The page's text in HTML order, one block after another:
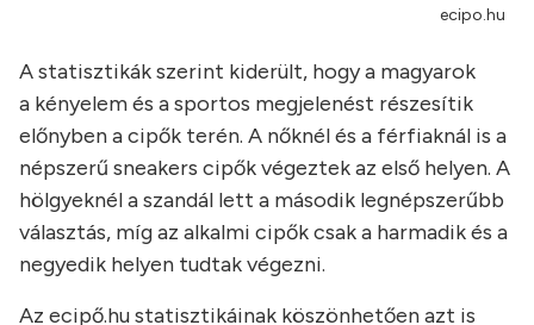
ecipo.hu
A statisztikák szerint kiderült, hogy a magyarok
a kényelem és a sportos megjelenést részesítik
előnyben a cipők terén. A nőknél és a férfiaknál is a
népszerű sneakers cipők végeztek az első helyen. A
hölgyeknél a szandál lett a második legnépszerűbb
választás, míg az alkalmi cipők csak a harmadik és a
negyedik helyen tudtak végezni.
Az ecipő.hu statisztikáinak köszönhetően azt is